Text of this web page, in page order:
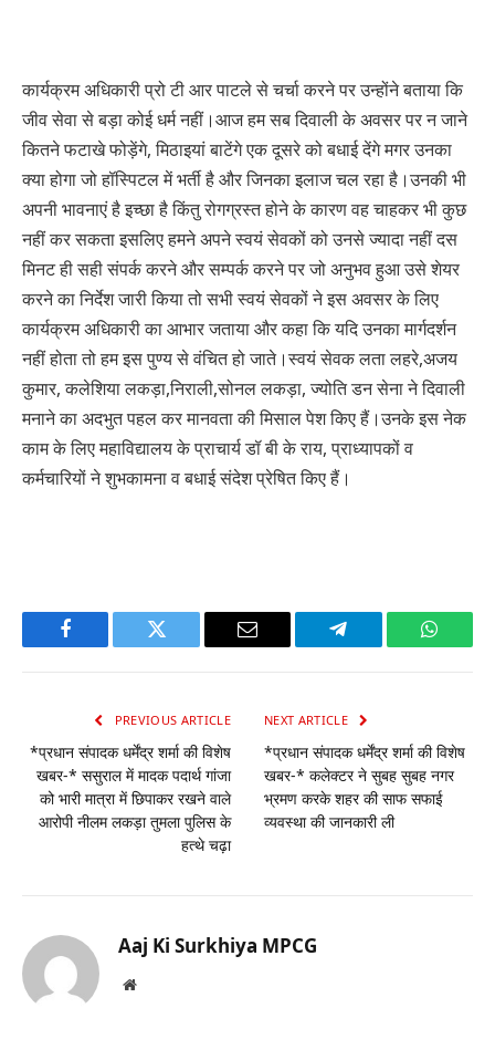
कार्यक्रम अधिकारी प्रो टी आर पाटले से चर्चा करने पर उन्होंने बताया कि
जीव सेवा से बड़ा कोई धर्म नहीं।आज हम सब दिवाली के अवसर पर न जाने
कितने फटाखे फोड़ेंगे, मिठाइयां बाटेंगे एक दूसरे को बधाई देंगे मगर उनका
क्या होगा जो हॉस्पिटल में भर्ती है और जिनका इलाज चल रहा है।उनकी भी
अपनी भावनाएं है इच्छा है किंतु रोगग्रस्त होने के कारण वह चाहकर भी कुछ
नहीं कर सकता इसलिए हमने अपने स्वयं सेवकों को उनसे ज्यादा नहीं दस
मिनट ही सही संपर्क करने और सम्पर्क करने पर जो अनुभव हुआ उसे शेयर
करने का निर्देश जारी किया तो सभी स्वयं सेवकों ने इस अवसर के लिए
कार्यक्रम अधिकारी का आभार जताया और कहा कि यदि उनका मार्गदर्शन
नहीं होता तो हम इस पुण्य से वंचित हो जाते।स्वयं सेवक लता लहरे,अजय
कुमार, कलेशिया लकड़ा,निराली,सोनल लकड़ा, ज्योति डन सेना ने दिवाली
मनाने का अदभुत पहल कर मानवता की मिसाल पेश किए हैं।उनके इस नेक
काम के लिए महाविद्यालय के प्राचार्य डॉ बी के राय, प्राध्यापकों व
कर्मचारियों ने शुभकामना व बधाई संदेश प्रेषित किए हैं।
Facebook Twitter Email Telegram
PREVIOUS ARTICLE
*प्रधान संपादक धर्मेंद्र शर्मा की विशेष
खबर-* ससुराल में मादक पदार्थ गांजा
को भारी मात्रा में छिपाकर रखने वाले
आरोपी नीलम लकड़ा तुमला पुलिस के
हत्थे चढ़ा
NEXT ARTICLE
*प्रधान संपादक धर्मेंद्र शर्मा की विशेष
खबर-* कलेक्टर ने सुबह सुबह नगर
भ्रमण करके शहर की साफ सफाई
व्यवस्था की जानकारी ली
Aaj Ki Surkhiya MPCG
Website